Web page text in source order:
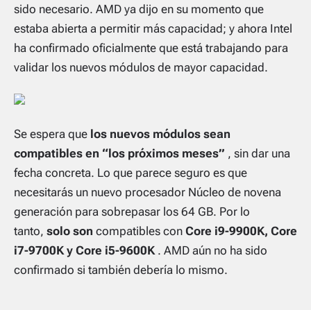
sido necesario. AMD ya dijo en su momento que
estaba abierta a permitir más capacidad; y ahora Intel
ha confirmado oficialmente que está trabajando para
validar los nuevos módulos de mayor capacidad.
Se espera que los nuevos módulos sean
compatibles en “los próximos meses” , sin dar una
fecha concreta. Lo que parece seguro es que
necesitarás un nuevo procesador Núcleo de novena
generación para sobrepasar los 64 GB. Por lo
tanto, solo son compatibles con Core i9-9900K, Core
i7-9700K y Core i5-9600K. AMD aún no ha sido
confirmado si también debería lo mismo.